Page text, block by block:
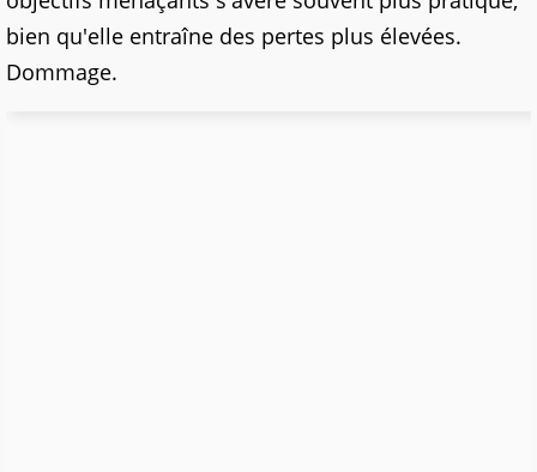
bien qu'elle entraîne des pertes plus élevées.
Dommage.